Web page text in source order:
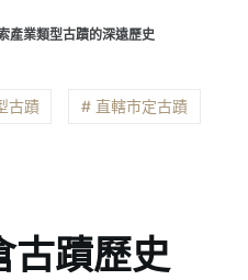
產業類型古蹟的深遠歷史
古蹟 # 直轄市定古蹟
古蹟歷史